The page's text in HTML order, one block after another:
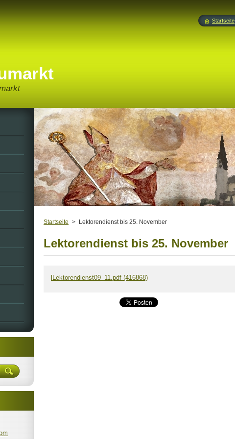
Startseite > Lektorendienst bis 25. November
Lektorendienst bis 25. November
Lektorendienst09_11.pdf (416868)
Startseite